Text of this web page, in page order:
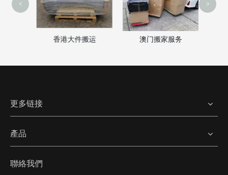
香港大件搬运 澳门搬家服务
< >
更多链接
產品
聯絡我們